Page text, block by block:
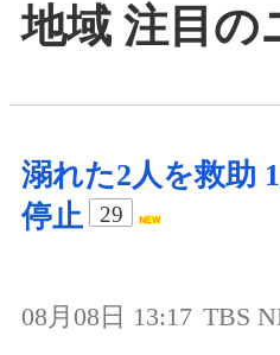
地域 注目の
溺れた2人を救助
停止
29
08月08日 13:17 TBS